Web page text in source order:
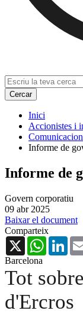
Inici
Accionistes i
Informe de
Informe de
Govern corporatiu
09 abr 2025
Baixar el document
Comparteix
X
Barcelona
Tot
d'Ercros